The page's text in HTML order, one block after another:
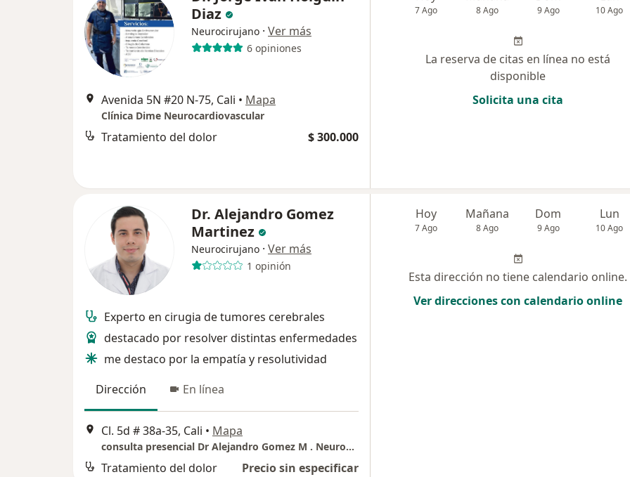
Diaz
Neurocirujano · Ver más
6 opiniones
Avenida 5N #20 N-75, Cali • Mapa
Clínica Dime Neurocardiovascular
Tratamiento del dolor $ 300.000
7 Ago 8 Ago 9 Ago 10 Ago
La reserva de citas en línea no está
disponible
Solicita una cita
Dr. Alejandro Gomez
Martinez
Neurocirujano · Ver más
1 opinión
Experto en cirugia de tumores cerebrales
destacado por resolver distintas enfermedades
me destaco por la empatía y resolutividad
Dirección
En línea
Cl. 5d # 38a-35, Cali • Mapa
consulta presencial Dr Alejandro Gomez M . Neurocirugía
Tratamiento del dolor Precio sin especificar
Hoy
7 Ago
Mañana
8 Ago
Dom
9 Ago
Lun
10 Ago
Esta dirección no tiene calendario online.
Ver direcciones con calendario online